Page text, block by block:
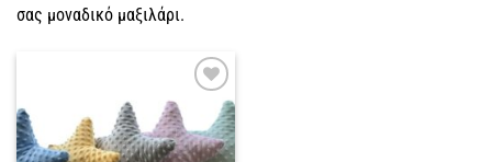
σας μοναδικό μαξιλάρι.
Πρόσθήκη
στην
λίστα
επιθυμιών